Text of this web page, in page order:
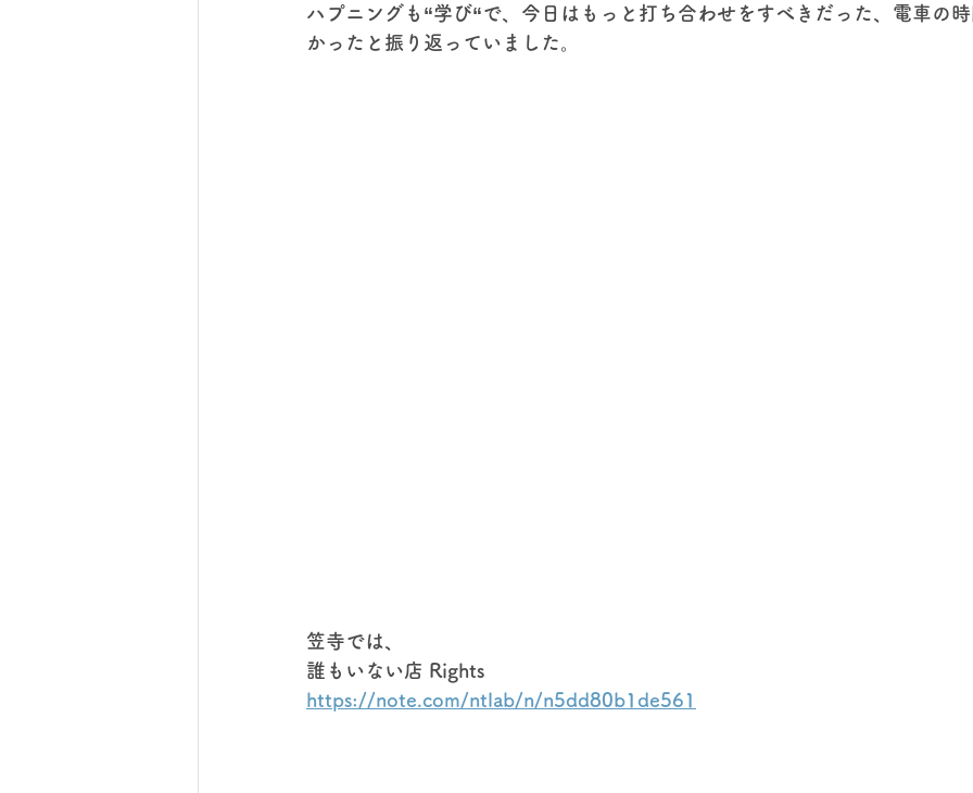
ハプニングも“学び“で、今日はもっと打ち合わせをすべきだった、電車の
かったと振り返っていました。
笠寺では、
誰もいない店 Rights
https://note.com/ntlab/n/n5dd80b1de561